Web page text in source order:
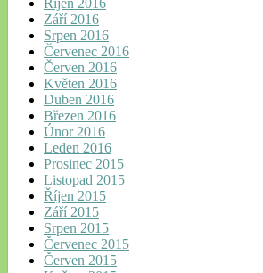
Říjen 2016
Září 2016
Srpen 2016
Červenec 2016
Červen 2016
Květen 2016
Duben 2016
Březen 2016
Únor 2016
Leden 2016
Prosinec 2015
Listopad 2015
Říjen 2015
Září 2015
Srpen 2015
Červenec 2015
Červen 2015